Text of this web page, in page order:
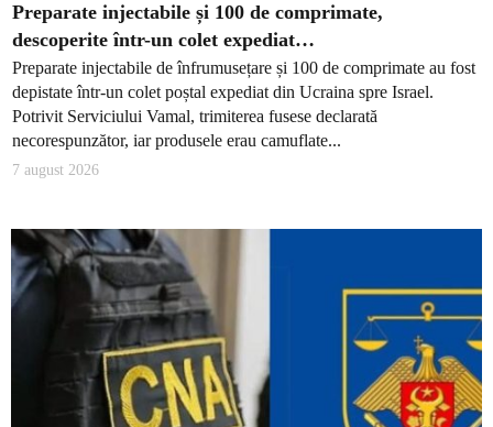
Preparate injectabile și 100 de comprimate,
descoperite într-un colet expediat…
Preparate injectabile de înfrumusețare și 100 de comprimate au fost
depistate într-un colet poștal expediat din Ucraina spre Israel.
Potrivit Serviciului Vamal, trimiterea fusese declarată
necorespunzător, iar produsele erau camuflate...
7 august 2026